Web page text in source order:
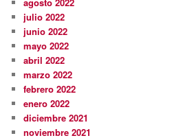
julio 2022
junio 2022
mayo 2022
abril 2022
marzo 2022
febrero 2022
enero 2022
diciembre 2021
noviembre 2021